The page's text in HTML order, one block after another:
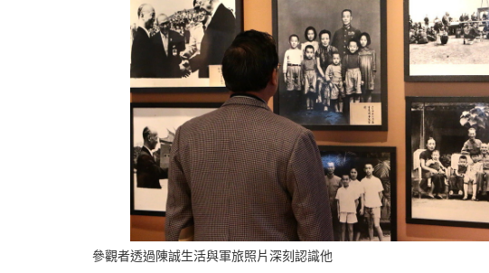
參觀者透過陳誠生活與軍旅照片深刻認識他